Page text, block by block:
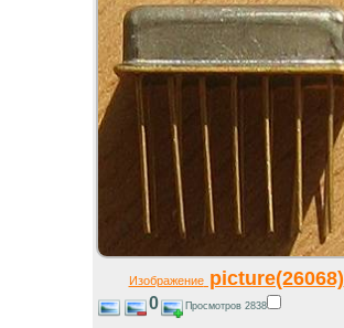
Изображениеpicture(26068)
0 Просмотров 2838